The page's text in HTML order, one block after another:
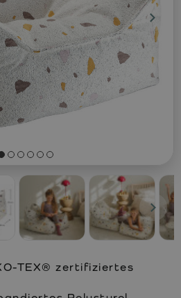
TEX® zertifiziertes